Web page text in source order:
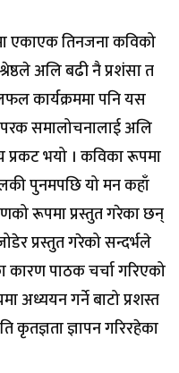
एकाएक तिनजना कविको
अलि बढी नै प्रशंसा त
कार्यक्रममा पनि यस
समालोचनालाई अलि
प्रकट भयो । कविका रूपमा
पुनमपछि यो मन कहाँ
रूपमा प्रस्तुत गरेका छन्
प्रस्तुत गरेको सन्दर्भले
कारण पाठक चर्चा गरिएको
अध्ययन गर्ने बाटो प्रशस्त
कृतज्ञता ज्ञापन गरिरहेका